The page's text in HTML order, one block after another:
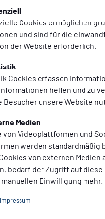
Cookies ermöglichen
und sind für die
der Website erforderlich.
Cookies erfassen
helfen und zu
Besucher unsere Website
Medien
von Videoplattformen und
werden standardmäßig
von externen Medien
bedarf der Zugriff auf diese
Einwilligung mehr.
Impressum
mit der
mit der Energie und
Automobile
mit Oatly)
mit Ostmost)